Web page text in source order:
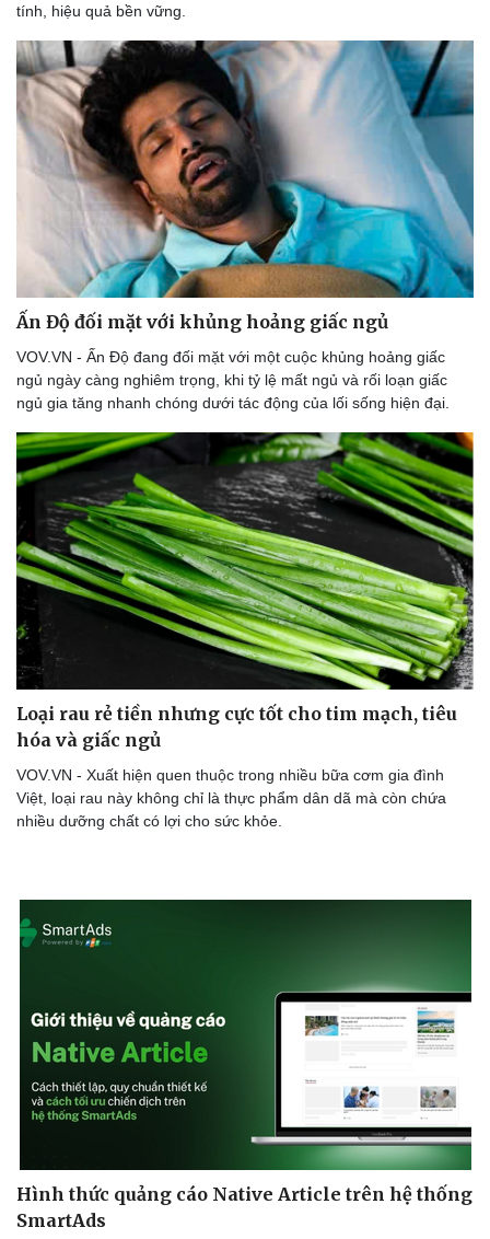
Dinh dưỡng - món ngon
Cây thuốc
Nhà đẹp
tính, hiệu quả bền vững.
Ấn Độ đối mặt với khủng hoảng giấc ngủ
VOV.VN - Ấn Độ đang đối mặt với một cuộc khủng hoảng giấc
ngủ ngày càng nghiêm trọng, khi tỷ lệ mất ngủ và rối loạn giấc
ngủ gia tăng nhanh chóng dưới tác động của lối sống hiện đại.
Loại rau rẻ tiền nhưng cực tốt cho tim mạch, tiêu
hóa và giấc ngủ
VOV.VN - Xuất hiện quen thuộc trong nhiều bữa cơm gia đình
Việt, loại rau này không chỉ là thực phẩm dân dã mà còn chứa
nhiều dưỡng chất có lợi cho sức khỏe.
Hình thức quảng cáo Native Article trên hệ thống
SmartAds